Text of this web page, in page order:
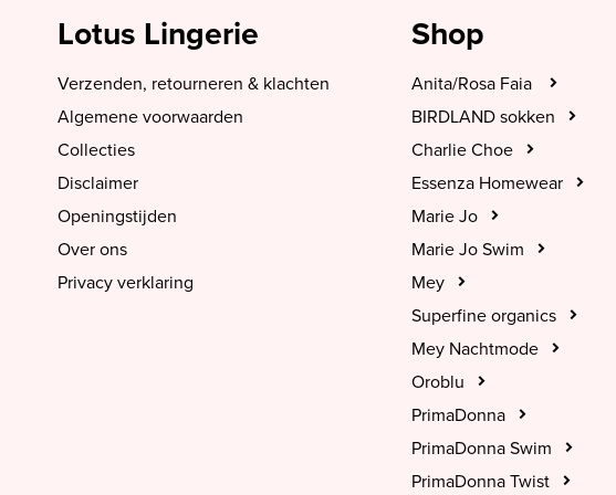
Lotus Lingerie
Verzenden, retourneren & klachten
Algemene voorwaarden
Collecties
Disclaimer
Openingstijden
Over ons
Privacy verklaring
Shop
Anita/Rosa Faia
BIRDLAND sokken
Charlie Choe
Essenza Homewear
Marie Jo
Marie Jo Swim
Mey
Superfine organics
Mey Nachtmode
Oroblu
PrimaDonna
PrimaDonna Swim
PrimaDonna Twist